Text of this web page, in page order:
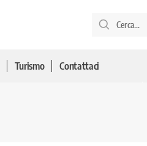
Turismo Contattaci